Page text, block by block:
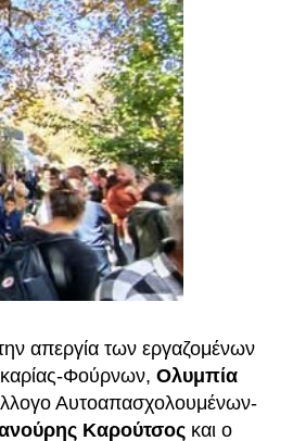
απεργία των εργαζομένων
Φούρνων, Ολυμπία
Αυτοαπασχολουμένων-
Καρούτσος και ο